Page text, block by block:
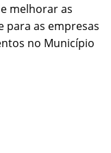
melhorar as
para as empresas
no Município